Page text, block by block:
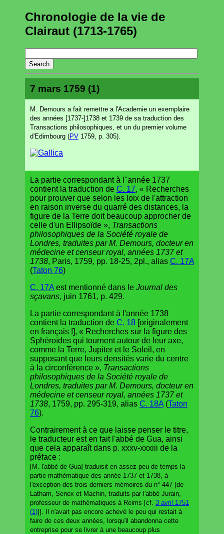
Chronologie de la vie de
Clairaut (1713-1765)
7 mars 1759 (1)
M. Demours a fait remettre a l'Academie un exemplaire
des années [1737-]1738 et 1739 de sa traduction des
Transactions philosophiques, et un du premier volume
d'Edimbourg (PV 1759, p. 305).
La partie correspondant à l''année 1737
contient la traduction de C. 17, « Recherches
pour prouver que selon les loix de l'attraction
en raison inverse du quarré des distances, la
figure de la Terre doit beaucoup approcher de
celle d'un Ellipsoïde », Transactions
philosophiques de la Société royale de
Londres, traduites par M. Demours, docteur en
médecine et censeur royal, années 1737 et
1738, Paris, 1759, pp. 18-25, 2pl., alias C. 17A
(Taton 76)
C. 17A est mentionné dans le Journal des
sçavans, juin 1761, p. 429.
La partie correspondant à l'année 1738
contient la traduction de C. 18 [originalement
en français !], « Recherches sur la figure des
Sphéroïdes qui tournent autour de leur axe,
comme la Terre, Jupiter et le Soleil, en
supposant que leurs densités varie du centre
à la circonférence », Transactions
philosophiques de la Société royale de
Londres, traduites par M. Demours, docteur en
médecine et censeur royal, années 1737 et
1738, 1759, pp. 295-319, alias C. 18A (Taton
76).
Contrairement à ce que laisse penser le titre,
le traducteur est en fait l'abbé de Gua, ainsi
que cela apparaît dans p. xxxv-xxxiii de la
préface :
[M. l'abbé de Gua] traduisit en assez peu de temps la
partie mathématique des année 1737 et 1738, à
l'exception des trois derniers mémoires du n° 447 [de
Latham, Senex et Machin, traduits par l'abbé Jurain,
professeur de mathématiques à Reims [cf. 3 avril 1751
(1)]]. Il n'avait pas encore achevé le peu qui restait à
faire de ces deux années, lorsqu'il abandonna cette
entreprise pour se livrer à une beaucoup plus